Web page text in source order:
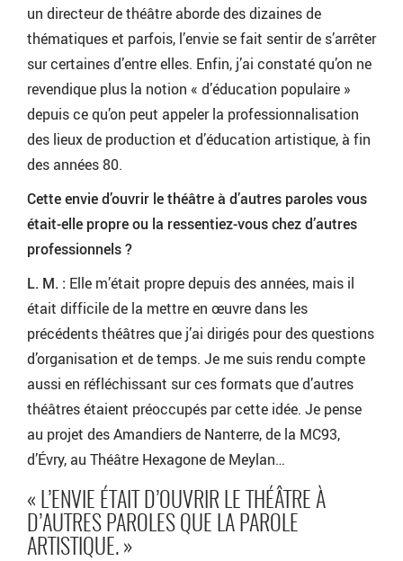
un directeur de théâtre aborde des dizaines de
thématiques et parfois, l’envie se fait sentir de s’arrêter
sur certaines d’entre elles. Enfin, j’ai constaté qu’on ne
revendique plus la notion « d’éducation populaire »
depuis ce qu’on peut appeler la professionnalisation
des lieux de production et d’éducation artistique, à fin
des années 80.
Cette envie d’ouvrir le théâtre à d’autres paroles vous
était-elle propre ou la ressentiez-vous chez d’autres
professionnels ?
L. M. : Elle m’était propre depuis des années, mais il
était difficile de la mettre en œuvre dans les
précédents théâtres que j’ai dirigés pour des questions
d’organisation et de temps. Je me suis rendu compte
aussi en réfléchissant sur ces formats que d’autres
théâtres étaient préoccupés par cette idée. Je pense
au projet des Amandiers de Nanterre, de la MC93,
d’Évry, au Théâtre Hexagone de Meylan…
« L’ENVIE ÉTAIT D’OUVRIR LE THÉÂTRE À
D’AUTRES PAROLES QUE LA PAROLE
ARTISTIQUE. »